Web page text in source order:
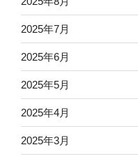
2025年7月
2025年6月
2025年5月
2025年4月
2025年3月